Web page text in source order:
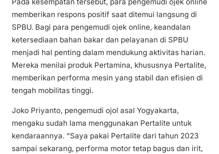
memberikan respons positif saat ditemui langsung di
SPBU. Bagi para pengemudi ojek online, keandalan
ketersediaan bahan bakar dan pelayanan di SPBU
menjadi hal penting dalam mendukung aktivitas harian.
Mereka menilai produk Pertamina, khususnya Pertalite,
memberikan performa mesin yang stabil dan efisien di
tengah mobilitas tinggi.
Joko Priyanto, pengemudi ojol asal Yogyakarta,
mengaku sudah lama menggunakan Pertalite untuk
kendaraannya. “Saya pakai Pertalite dari tahun 2023
sampai sekarang, performa motor tetap bagus dan irit,